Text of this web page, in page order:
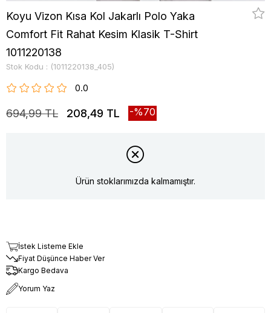
Koyu Vizon Kısa Kol Jakarlı Polo Yaka
Comfort Fit Rahat Kesim Klasik T-Shirt
1011220138
Stok Kodu (1011220138_405)
0.0
694,99 TL 208,49 TL 70
Ürün stoklarımızda kalmamıştır.
İstek Listeme Ekle
Fiyat Düşünce Haber Ver
Kargo Bedava
Yorum Yaz